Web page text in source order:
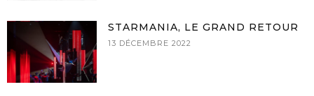
STARMANIA, LE GRAND RETOUR
13 DÉCEMBRE 2022